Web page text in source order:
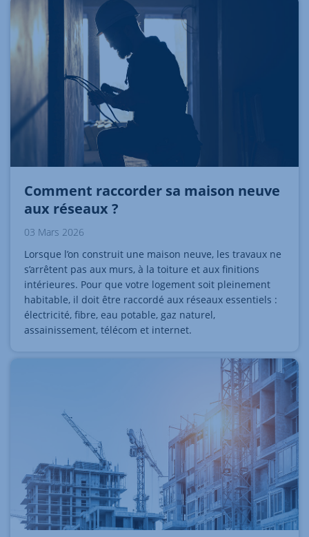
Comment raccorder sa maison neuve
aux réseaux ?
03 Mars 2026
Lorsque l’on construit une maison neuve, les travaux ne
s’arrêtent pas aux murs, à la toiture et aux finitions
intérieures. Pour que votre logement soit pleinement
habitable, il doit être raccordé aux réseaux essentiels :
électricité, fibre, eau potable, gaz naturel,
assainissement, télécom et internet.